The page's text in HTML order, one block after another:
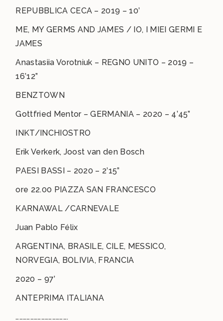
REPUBBLICA CECA – 2019 – 10’
ME, MY GERMS AND JAMES / IO, I MIEI GERMI E
JAMES
Anastasiia Vorotniuk – REGNO UNITO – 2019 –
16’12”
BENZTOWN
Gottfried Mentor – GERMANIA – 2020 – 4’45”
INKT/INCHIOSTRO
Erik Verkerk, Joost van den Bosch
PAESI BASSI – 2020 – 2’15”
ore 22.00 PIAZZA SAN FRANCESCO
KARNAWAL /CARNEVALE
Juan Pablo Félix
ARGENTINA, BRASILE, CILE, MESSICO,
NORVEGIA, BOLIVIA, FRANCIA
2020 – 97’
ANTEPRIMA ITALIANA
…………………………………….